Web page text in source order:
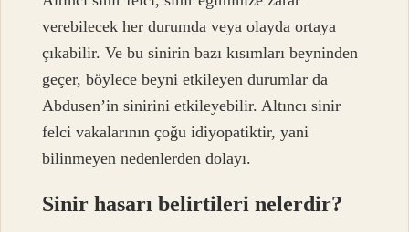
verebilecek her durumda veya olayda ortaya
çıkabilir. Ve bu sinirin bazı kısımları beyninden
geçer, böylece beyni etkileyen durumlar da
Abdusen’in sinirini etkileyebilir. Altıncı sinir
felci vakalarının çoğu idiyopatiktir, yani
bilinmeyen nedenlerden dolayı.
Sinir hasarı belirtileri nelerdir?